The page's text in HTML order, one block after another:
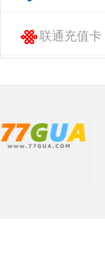
联通充值卡